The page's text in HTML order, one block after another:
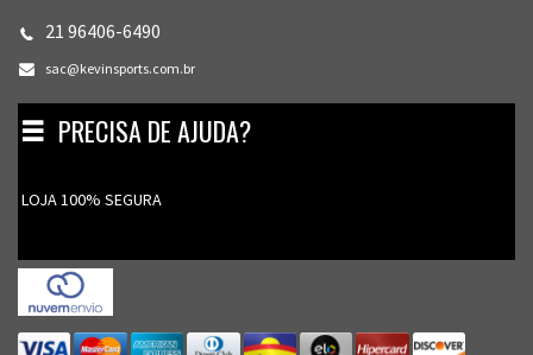
21 96406-6490
sac@kevinsports.com.br
TogglePRECISA DE AJUDA?
LOJA 100% SEGURA